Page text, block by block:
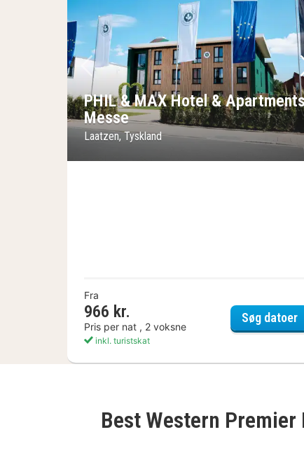
Forrige billede
PHIL & MAX Hotel &
Messe
Laatzen, Tyskland
Fra
966 kr.
Pris per nat , 2 voksne
inkl. turistskat
Søg datoer
Best Western